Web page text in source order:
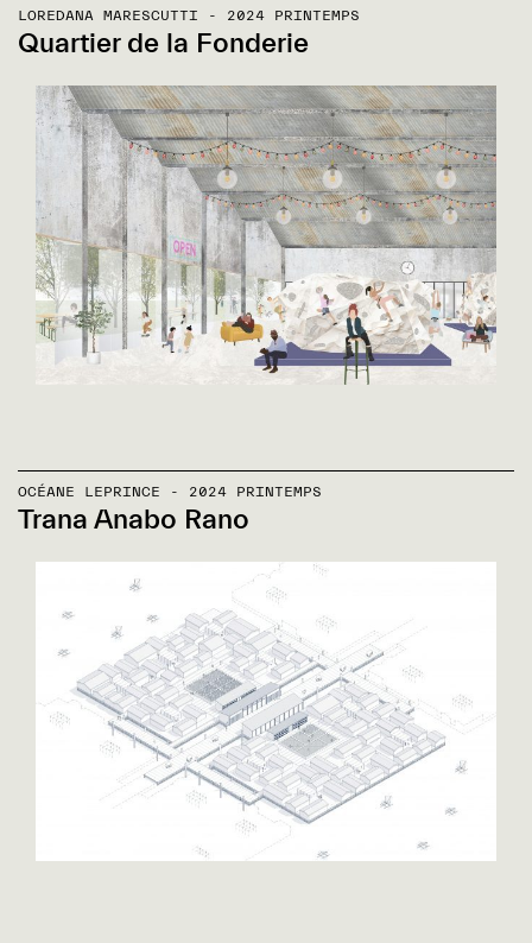
LOREDANA MARESCUTTI - 2024 PRINTEMPS
Quartier de la Fonderie
OCÉANE LEPRINCE - 2024 PRINTEMPS
Trana Anabo Rano